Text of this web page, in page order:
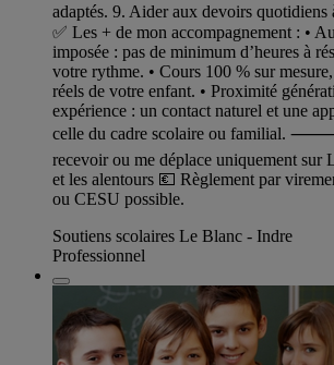
adaptés. 9. Aider aux devoirs
✅ Les + de mon accompagnement : •
imposée : pas de minimum d’heures à
votre rythme. • Cours 100 % sur
réels de votre enfant. • Proximité
expérience : un contact naturel et une
celle du cadre scolaire ou familial.
recevoir ou me déplace uniquement sur
et les alentours 💶 Règlement par
ou CESU possible.
Soutiens scolaires Le Blanc - Indre
Professionnel